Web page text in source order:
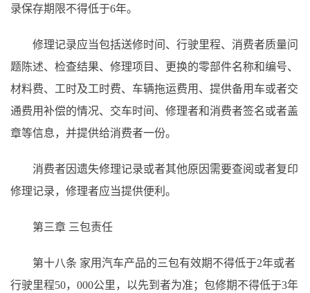
录保存期限不得低于6年。
修理记录应当包括送修时间、行驶里程、消费者质量问
题陈述、检查结果、修理项目、更换的零部件名称和编号、
材料费、工时及工时费、车辆拖运费用、提供备用车或者交
通费用补偿的情况、交车时间、修理者和消费者签名或者盖
章等信息，并提供给消费者一份。
消费者因遗失修理记录或者其他原因需要查阅或者复印
修理记录，修理者应当提供便利。
第三章 三包责任
第十八条 家用汽车产品的三包有效期不得低于2年或者
行驶里程50，000公里，以先到者为准；包修期不得低于3年